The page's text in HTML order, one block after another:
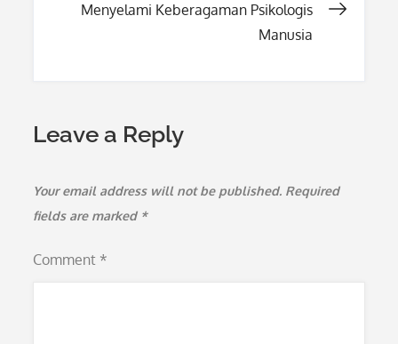
Menyelami Keberagaman Psikologis
Manusia
Leave a Reply
Your email address will not be published. Required
fields are marked *
Comment *